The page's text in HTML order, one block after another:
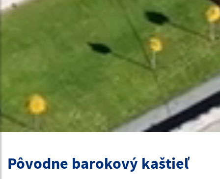
Pôvodne barokový kaštieľ